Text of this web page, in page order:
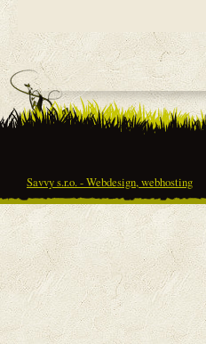
Savvy s.r.o. - Webdesign, webhosting